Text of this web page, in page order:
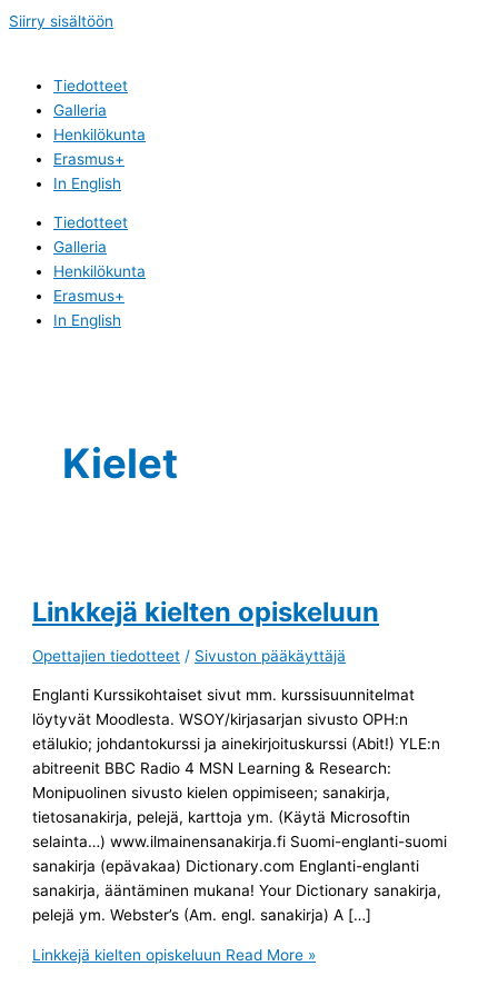
Siirry sisältöön
Tiedotteet
Galleria
Henkilökunta
Erasmus+
In English
Tiedotteet
Galleria
Henkilökunta
Erasmus+
In English
Kielet
Linkkejä kielten opiskeluun
Opettajien tiedotteet / Sivuston pääkäyttäjä
Englanti Kurssikohtaiset sivut mm. kurssisuunnitelmat
löytyvät Moodlesta. WSOY/kirjasarjan sivusto OPH:n
etälukio; johdantokurssi ja ainekirjoituskurssi (Abit!) YLE:n
abitreenit BBC Radio 4 MSN Learning & Research:
Monipuolinen sivusto kielen oppimiseen; sanakirja,
tietosanakirja, pelejä, karttoja ym. (Käytä Microsoftin
selainta…) www.ilmainensanakirja.fi Suomi-englanti-suomi
sanakirja (epävakaa) Dictionary.com Englanti-englanti
sanakirja, ääntäminen mukana! Your Dictionary sanakirja,
pelejä ym. Webster’s (Am. engl. sanakirja) A […]
Linkkejä kielten opiskeluun Read More »